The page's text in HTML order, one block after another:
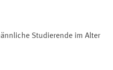
Studierende im Alter